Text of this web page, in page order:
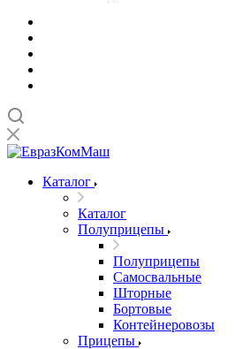
Каталог
Каталог
Полуприцепы
Полуприцепы
Самосвальные
Шторные
Бортовые
Контейнеровозы
Прицепы